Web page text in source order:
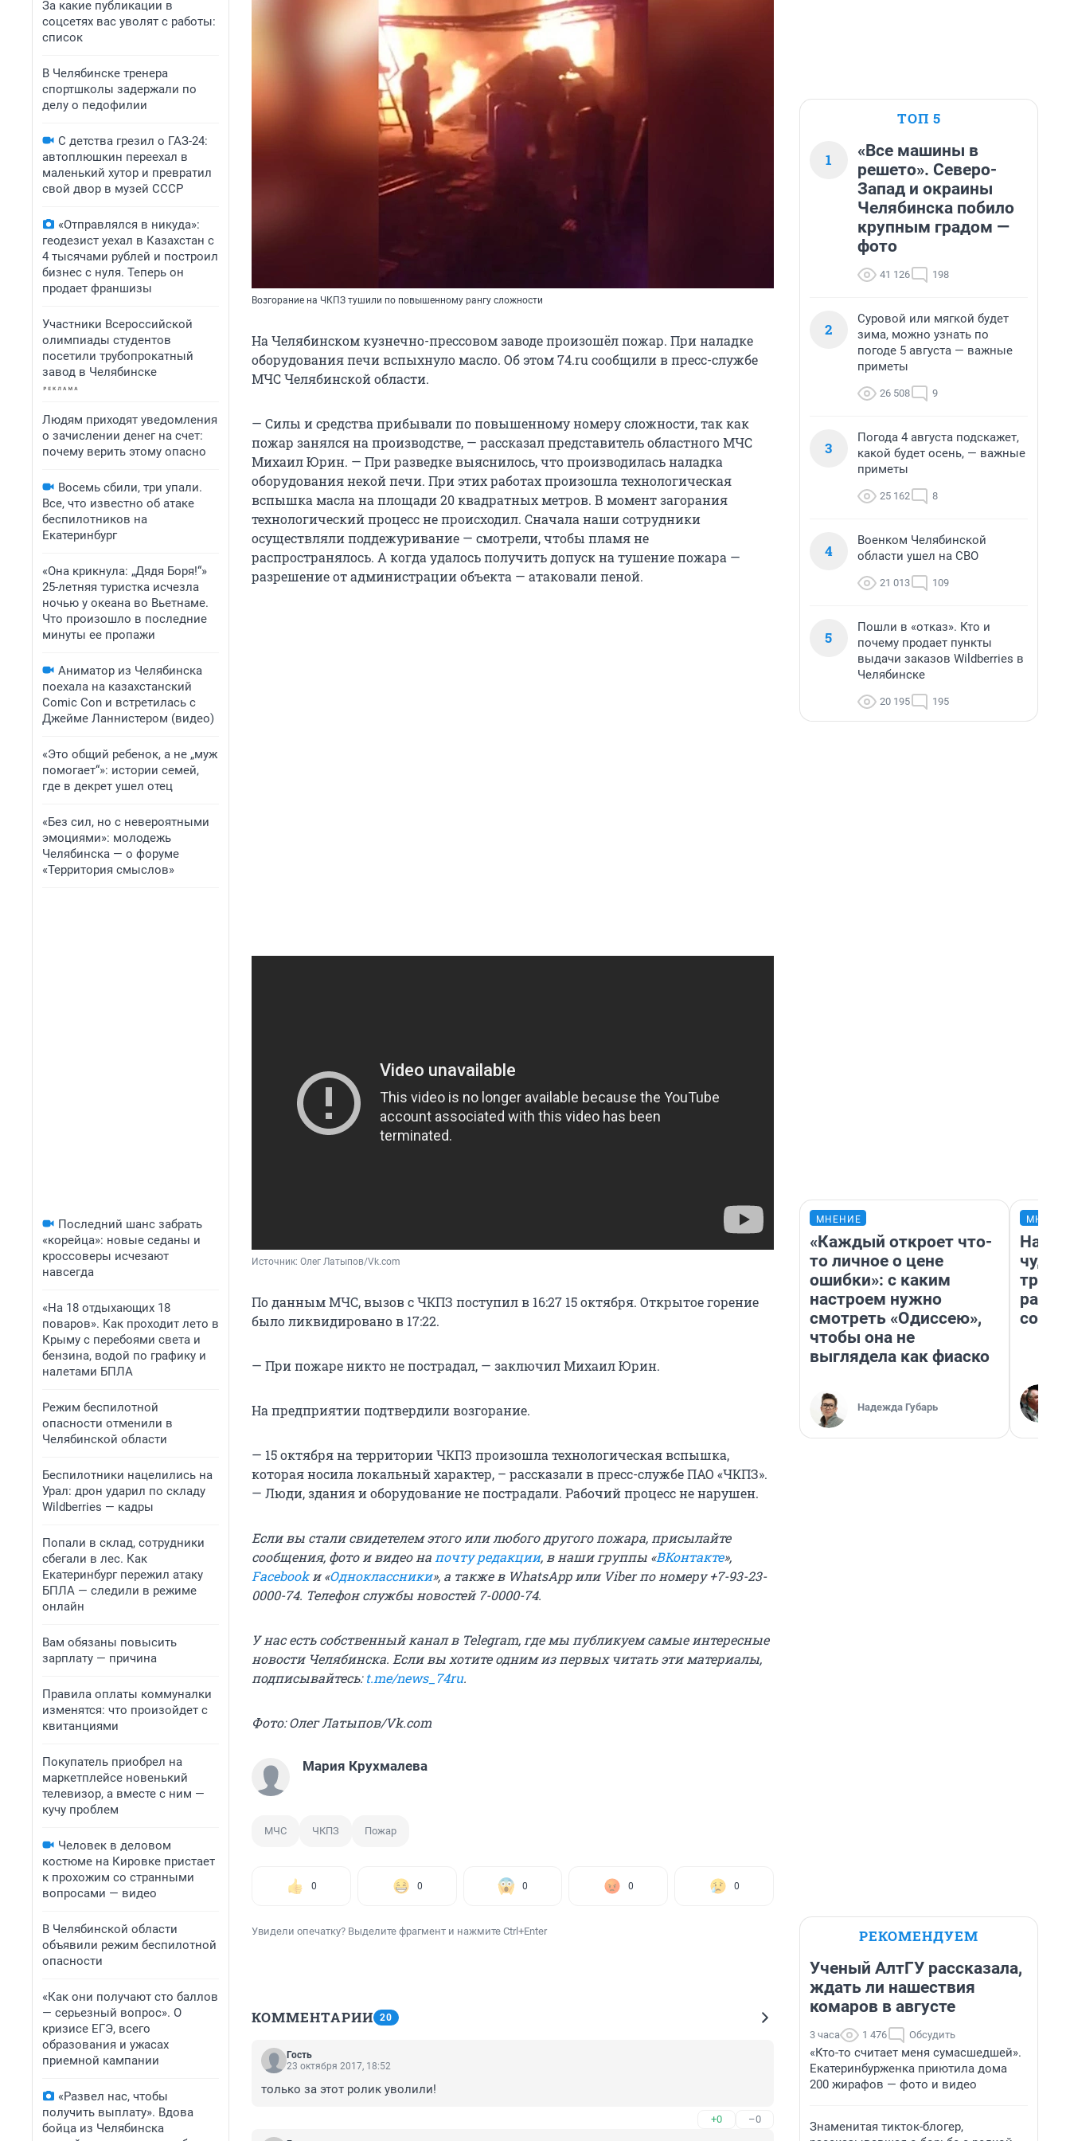
За какие публикации в
соцсетях вас уволят с работы:
список
В Челябинске тренера
спортшколы задержали по
делу о педофилии
С детства грезил о ГАЗ-24:
автоплюшкин переехал в
маленький хутор и превратил
свой двор в музей СССР
«Отправлялся в никуда»:
геодезист уехал в Казахстан с
4 тысячами рублей и построил
бизнес с нуля. Теперь он
продает франшизы
Участники Всероссийской
олимпиады студентов
посетили трубопрокатный
завод в Челябинске
Людям приходят уведомления
о зачислении денег на счет:
почему верить этому опасно
Восемь сбили, три упали.
Все, что известно об атаке
беспилотников на
Екатеринбург
«Она крикнула: „Дядя Боря!“»
25-летняя туристка исчезла
ночью у океана во Вьетнаме.
Что произошло в последние
минуты ее пропажи
Аниматор из Челябинска
поехала на казахстанский
Comic Con и встретилась с
Джейме Ланнистером (видео)
«Это общий ребенок, а не „муж
помогает“»: истории семей,
где в декрет ушел отец
«Без сил, но с невероятными
эмоциями»: молодежь
Челябинска — о форуме
«Территория смыслов»
Последний шанс забрать
«корейца»: новые седаны и
кроссоверы исчезают
навсегда
«На 18 отдыхающих 18
поваров». Как проходит лето в
Крыму с перебоями света и
бензина, водой по графику и
налетами БПЛА
Режим беспилотной
опасности отменили в
Челябинской области
Беспилотники нацелились на
Урал: дрон ударил по складу
Wildberries — кадры
Попали в склад, сотрудники
сбегали в лес. Как
Екатеринбург пережил атаку
БПЛА — следили в режиме
онлайн
Вам обязаны повысить
зарплату — причина
Правила оплаты коммуналки
изменятся: что произойдет с
квитанциями
Покупатель приобрел на
маркетплейсе новенький
телевизор, а вместе с ним —
кучу проблем
Человек в деловом
костюме на Кировке пристает
к прохожим со странными
вопросами — видео
В Челябинской области
объявили режим беспилотной
опасности
«Как они получают сто баллов
— серьезный вопрос». О
кризисе ЕГЭ, всего
образования и ужасах
приемной кампании
«Развел нас, чтобы
получить выплату». Вдова
бойца из Челябинска
Возгорание на ЧКПЗ тушили по повышенному рангу сложности
На Челябинском кузнечно-прессовом заводе произошёл пожар. При наладке
оборудования печи вспыхнуло масло. Об этом 74.ru сообщили в пресс-службе
МЧС Челябинской области.
— Силы и средства прибывали по повышенному номеру сложности, так как
пожар занялся на производстве, — рассказал представитель областного МЧС
Михаил Юрин. — При разведке выяснилось, что производилась наладка
оборудования некой печи. При этих работах произошла технологическая
вспышка масла на площади 20 квадратных метров. В момент загорания
технологический процесс не происходил. Сначала наши сотрудники
осуществляли поддежуривание — смотрели, чтобы пламя не
распространялось. А когда удалось получить допуск на тушение пожара —
разрешение от администрации объекта — атаковали пеной.
Источник: Олег Латыпов/Vk.com
По данным МЧС, вызов с ЧКПЗ поступил в 16:27 15 октября. Открытое горение
было ликвидировано в 17:22.
— При пожаре никто не пострадал, — заключил Михаил Юрин.
На предприятии подтвердили возгорание.
— 15 октября на территории ЧКПЗ произошла технологическая вспышка,
которая носила локальный характер, – рассказали в пресс-службе ПАО «ЧКПЗ».
— Люди, здания и оборудование не пострадали. Рабочий процесс не нарушен.
Если вы стали свидетелем этого или любого другого пожара, присылайте
сообщения, фото и видео на почту редакции, в наши группы «ВКонтакте»,
Facebookи «Одноклассники», а также в WhatsApp или Viber по номеру +7-93-23-
0000-74. Телефон службы новостей 7-0000-74.
У нас есть собственный канал в Telegram, где мы публикуем самые интересные
новости Челябинска. Если вы хотите одним из первых читать эти материалы,
подписывайтесь:t.me/news_74ru.
Фото: Олег Латыпов/Vk.com
Мария Крухмалева
МЧС ЧКПЗ Пожар
0 0 0 0 0
Увидели опечатку? Выделите фрагмент и нажмите Ctrl+Enter
КОММЕНТАРИИ 20
Гость
23 октября 2017, 18:52
только за этот ролик уволили!
+0 –0
ТОП 5
1
«Все машины в
решето». Северо-
Запад и окраины
Челябинска побило
крупным градом —
фото
41 126 198
2
Суровой или мягкой будет
зима, можно узнать по
погоде 5 августа — важные
приметы
26 508 9
3
Погода 4 августа подскажет,
какой будет осень, — важные
приметы
25 162 8
4
Военком Челябинской
области ушел на СВО
21 013 109
5
Пошли в «отказ». Кто и
почему продает пункты
выдачи заказов Wildberries в
Челябинске
20 195 195
МНЕНИЕ
«Каждый откроет что-
то личное о цене
ошибки»: с каким
настроем нужно
смотреть «Одиссею»,
чтобы она не
выглядела как фиаско
Надежда Губарь
РЕКОМЕНДУЕМ
Ученый АлтГУ рассказала,
ждать ли нашествия
комаров в августе
3 часа 1 476 Обсудить
«Кто-то считает меня сумасшедшей».
Екатеринбурженка приютила дома
200 жирафов — фото и видео
Знаменитая тикток-блогер,